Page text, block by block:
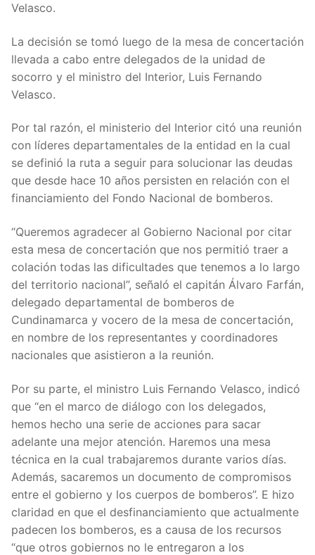
Velasco.
La decisión se tomó luego de la mesa de concertación
llevada a cabo entre delegados de la unidad de
socorro y el ministro del Interior, Luis Fernando
Velasco.
Por tal razón, el ministerio del Interior citó una reunión
con líderes departamentales de la entidad en la cual
se definió la ruta a seguir para solucionar las deudas
que desde hace 10 años persisten en relación con el
financiamiento del Fondo Nacional de bomberos.
“Queremos agradecer al Gobierno Nacional por citar
esta mesa de concertación que nos permitió traer a
colación todas las dificultades que tenemos a lo largo
del territorio nacional”, señaló el capitán Álvaro Farfán,
delegado departamental de bomberos de
Cundinamarca y vocero de la mesa de concertación,
en nombre de los representantes y coordinadores
nacionales que asistieron a la reunión.
Por su parte, el ministro Luis Fernando Velasco, indicó
que “en el marco de diálogo con los delegados,
hemos hecho una serie de acciones para sacar
adelante una mejor atención. Haremos una mesa
técnica en la cual trabajaremos durante varios días.
Además, sacaremos un documento de compromisos
entre el gobierno y los cuerpos de bomberos”. E hizo
claridad en que el desfinanciamiento que actualmente
padecen los bomberos, es a causa de los recursos
“que otros gobiernos no le entregaron a los